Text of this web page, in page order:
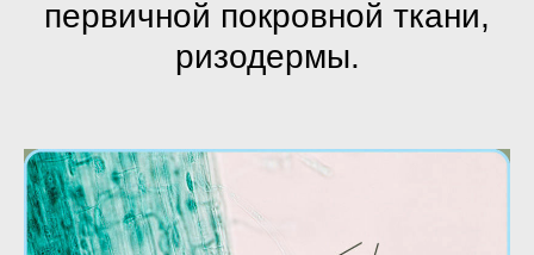
первичной покровной ткани,
ризодермы.